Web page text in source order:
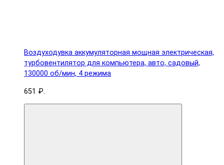
Воздуходувка аккумуляторная мощная электрическая,
турбовентилятор для компьютера, авто, садовый,
130000 об/мин, 4 режима
651 ₽.